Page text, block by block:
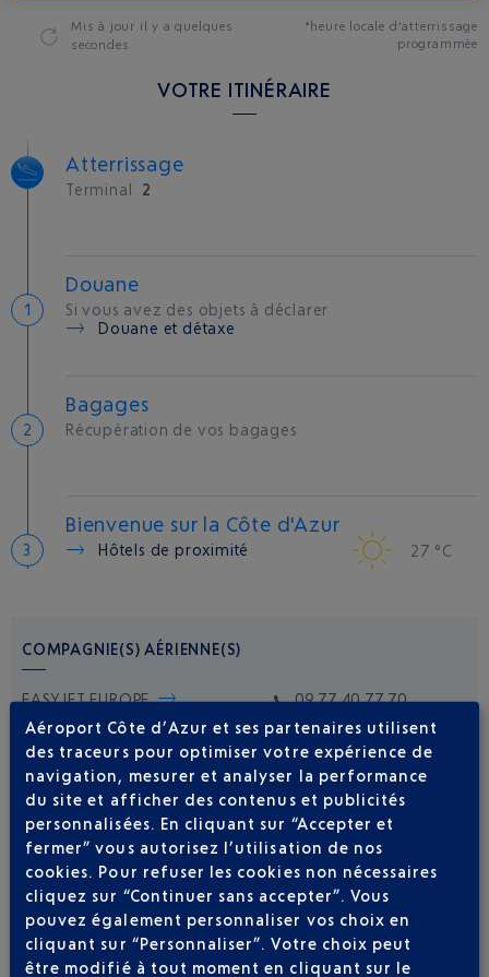
Mis à jour il y a quelques
secondes
*heure locale d'atterrissage
programmée
VOTRE ITINÉRAIRE
Atterrissage
Terminal 2
Douane
Si vous avez des objets à déclarer
Douane et détaxe
Bagages
Récupération de vos bagages
Bienvenue sur la Côte d'Azur
Hôtels de proximité 27 °C
COMPAGNIE(S) AÉRIENNE(S)
EASYJET EUROPE 09 77 40 77 70
Soyez notifié(e) de
toutes les évolutions
pour ce vol
Aéroport Côte d’Azur et ses partenaires utilisent
des traceurs pour optimiser votre expérience de
navigation, mesurer et analyser la performance
du site et afficher des contenus et publicités
personnalisées. En cliquant sur “Accepter et
fermer” vous autorisez l’utilisation de nos
cookies. Pour refuser les cookies non nécessaires
cliquez sur “Continuer sans accepter”. Vous
pouvez également personnaliser vos choix en
cliquant sur “Personnaliser”. Votre choix peut
être modifié à tout moment en cliquant sur le